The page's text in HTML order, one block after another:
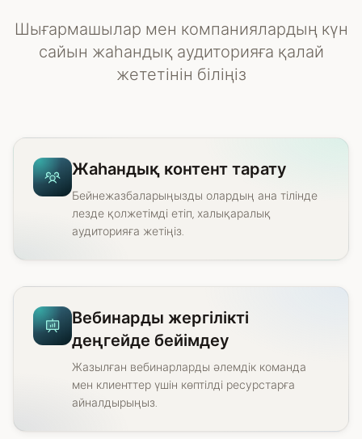
Шығармашылар мен компаниялардың күн
сайын жаһандық аудиторияға қалай
жететінін біліңіз
Жаһандық контент тарату
Бейнежазбаларыңызды олардың ана тілінде
лезде қолжетімді етіп, халықаралық
аудиторияға жетіңіз.
Вебинарды жергілікті
деңгейде бейімдеу
Жазылған вебинарларды әлемдік команда
мен клиенттер үшін көптілді ресурстарға
айналдырыңыз.